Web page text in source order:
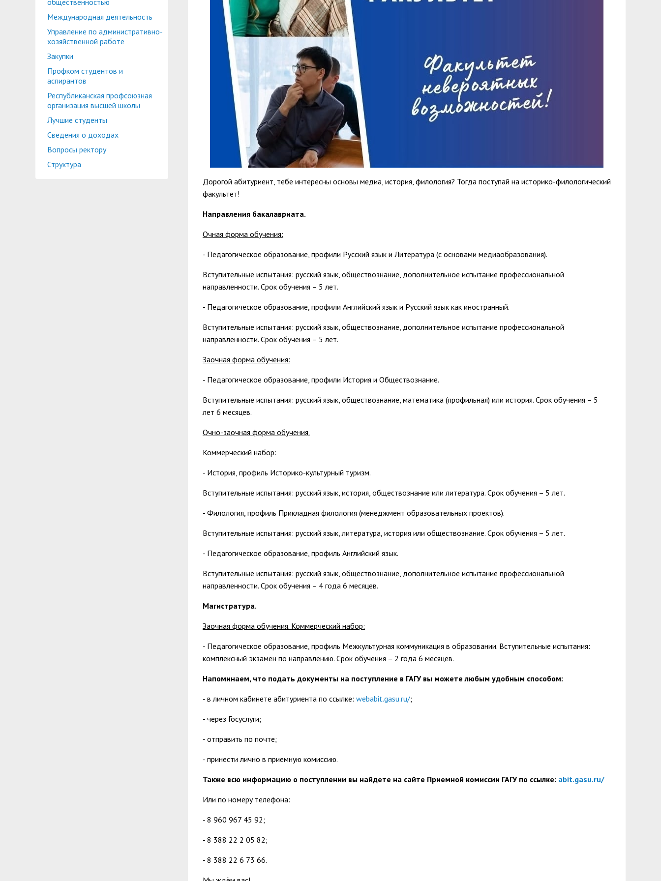
общественностью
Международная деятельность
Управление по административно-
хозяйственной работе
Закупки
Профком студентов и
аспирантов
Республиканская профсоюзная
организация высшей школы
Лучшие студенты
Сведения о доходах
Вопросы ректору
Структура
Дорогой абитуриент, тебе интересны основы медиа, история, филология? Тогда поступай на историко-филологический
факультет!
Направления бакалавриата.
Очная форма обучения:
- Педагогическое образование, профили Русский язык и Литература (с основами медиаобразования).
Вступительные испытания: русский язык, обществознание, дополнительное испытание профессиональной
направленности. Срок обучения – 5 лет.
- Педагогическое образование, профили Английский язык и Русский язык как иностранный.
Вступительные испытания: русский язык, обществознание, дополнительное испытание профессиональной
направленности. Срок обучения – 5 лет.
Заочная форма обучения:
- Педагогическое образование, профили История и Обществознание.
Вступительные испытания: русский язык, обществознание, математика (профильная) или история. Срок обучения – 5
лет 6 месяцев.
Очно-заочная форма обучения.
Коммерческий набор:
- История, профиль Историко-культурный туризм.
Вступительные испытания: русский язык, история, обществознание или литература. Срок обучения – 5 лет.
- Филология, профиль Прикладная филология (менеджмент образовательных проектов).
Вступительные испытания: русский язык, литература, история или обществознание. Срок обучения – 5 лет.
- Педагогическое образование, профиль Английский язык.
Вступительные испытания: русский язык, обществознание, дополнительное испытание профессиональной
направленности. Срок обучения – 4 года 6 месяцев.
Магистратура.
Заочная форма обучения. Коммерческий набор:
- Педагогическое образование, профиль Межкультурная коммуникация в образовании. Вступительные испытания:
комплексный экзамен по направлению. Срок обучения – 2 года 6 месяцев.
Напоминаем, что подать документы на поступление в ГАГУ вы можете любым удобным способом:
- в личном кабинете абитуриента по ссылке: webabit.gasu.ru/;
- через Госуслуги;
- отправить по почте;
- принести лично в приемную комиссию.
Также всю информацию о поступлении вы найдете на сайте Приемной комиссии ГАГУ по ссылке: abit.gasu.ru/
Или по номеру телефона:
- 8 960 967 45 92;
- 8 388 22 2 05 82;
- 8 388 22 6 73 66.